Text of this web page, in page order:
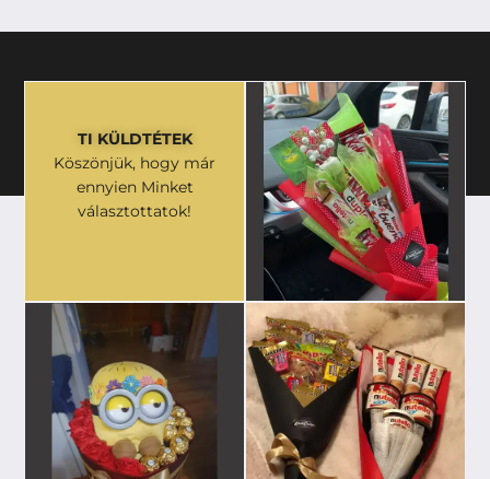
TI KÜLDTÉTEK
Köszönjük, hogy már
ennyien Minket
választottatok!